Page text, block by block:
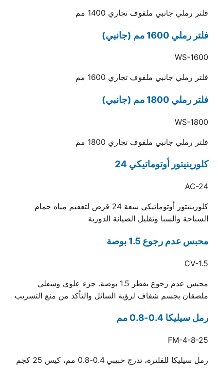
فلتر رملي جانبي ملفوف تجاري 1400 مم
فلتر رملي 1600 مم (جانبي)
WS-1600
فلتر رملي جانبي ملفوف تجاري 1600 مم
فلتر رملي 1800 مم (جانبي)
WS-1800
فلتر رملي جانبي ملفوف تجاري 1800 مم
كلورينيتور أوتوماتيكي 24
AC-24
كلورينيتور أوتوماتيكي سعة 24 قرص لتعقيم مياه حمام
السباحة والسبا وتقليل الصيانة الدورية
محبس عدم رجوع 1.5 بوصة
CV-1.5
محبس عدم رجوع بقطر 1.5 بوصة. جزء علوي وسفلي
ملصقان بجسم شفاف لرؤية السائل والتأكد من منع التسريب
رمل سيليكا 0.4-0.8 مم
FM-4-8-25
رمل سيليكا للفلترة، تدرج حبيبي 0.4-0.8 مم، كيس 25 كجم